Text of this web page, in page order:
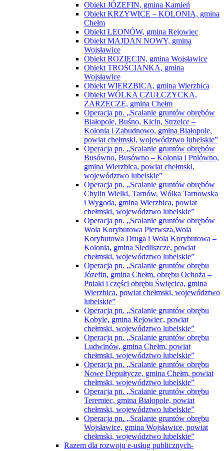
Obiekt JÓZEFIN, gmina Kamień
Obiekt KRZYWICE – KOLONIA, gmina
Chełm
Obiekt LEONÓW, gmina Rejowiec
Obiekt MAJDAN NOWY, gmina
Wojsławice
Obiekt ROZIĘCIN, gmina Wojsławice
Obiekt TROŚCIANKA, gmina
Wojsławice
Obiekt WIERZBICA, gmina Wierzbica
Obiekt WÓLKA CZUŁCZYCKA,
ZARZECZE, gmina Chełm
Operacja pn. „Scalanie gruntów obrębów
Białopole, Buśno, Kicin, Strzelce –
Kolonia i Zabudnowo, gmina Białopole,
powiat chełmski, województwo lubelskie”
Operacja pn. „Scalanie gruntów obrębów
Busówno, Busówno – Kolonia i Pniówno,
gmina Wierzbica, powiat chełmski,
województwo lubelskie”
Operacja pn. „Scalanie gruntów obrębów
Chylin Wielki, Tarnów, Wólka Tarnowska
i Wygoda, gmina Wierzbica, powiat
chełmski, województwo lubelskie”
Operacja pn. „Scalanie gruntów obrębów
Wola Korybutowa Pierwsza,Wola
Korybutowa Druga i Wola Korybutowa –
Kolonia, gmina Siedliszcze, powiat
chełmski, województwo lubelskie”
Operacja pn. „Scalanie gruntów obrębu
Józefin, gmina Chełm, obrębu Ochoża –
Pniaki i części obrębu Święcica, gmina
Wierzbica, powiat chełmski, województwo
lubelskie”
Operacja pn. „Scalanie gruntów obrębu
Kobyle, gmina Rejowiec, powiat
chełmski, województwo lubelskie”
Operacja pn. „Scalanie gruntów obrębu
Ludwinów, gmina Chełm, powiat
chełmski, województwo lubelskie”
Operacja pn. „Scalanie gruntów obrębu
Nowe Depułtycze, gmina Chełm, powiat
chełmski, województwo lubelskie”
Operacja pn. „Scalanie gruntów obrębu
Teremiec, gmina Białopole, powiat
chełmski, województwo lubelskie”
Operacja pn. „Scalanie gruntów obrębu
Wojsławice, gmina Wojsławice, powiat
chełmski, województwo lubelskie”
Razem dla rozwoju e-usług publicznych-